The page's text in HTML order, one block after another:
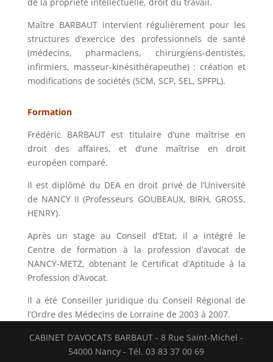
Maître BARBAUT intervient régulièrement pour les
structures d’exercice des professionnels de santé
(médecins, pharmaciens, chirurgiens-dentistes,
infirmiers, masseur-kinésithérapeuthe) : création et
modifications de sociétés (SCM, SCP, SEL, SPFPL).
Formation
Frédéric BARBAUT est titulaire d’une maîtrise en
droit des affaires, et d’une maîtrise en droit
européen comparé.
Il est diplômé du DEA en droit privé de l’Université
de NANCY II (Professeurs GOUBEAUX, BIRH, GROSS,
HENRY).
Après un stage au Conseil d’Etat, il a intégré le
Centre de formation à la profession d’avocat de
NANCY-METZ, obtenant le Certificat d’Aptitude à la
Profession d’Avocat.
Il a été Conseiller juridique du Conseil Régional de
l’Ordre des Médecins de Lorraine de 2003 à 2007.
CABINET D’AVOCATS BARBAUT - 8 Rue Saint-Michel -
54000 Nancy - Tél. 03 83 37 00 69